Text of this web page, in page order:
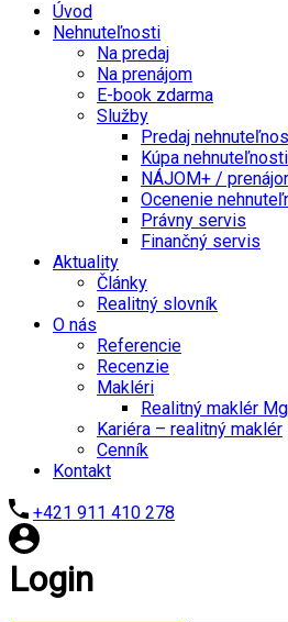
Úvod
Nehnuteľnosti
Na predaj
Na prenájom
E-book zdarma
Služby
Predaj
Kúpa nehnuteľnosti
NÁJOM+ /
Ocenenie
Právny servis
Finančný servis
Aktuality
Články
Realitný slovník
O nás
Referencie
Recenzie
Makléri
Realitný maklér
Kariéra – realitný maklér
Cenník
Kontakt
+421 911 410 278
Login